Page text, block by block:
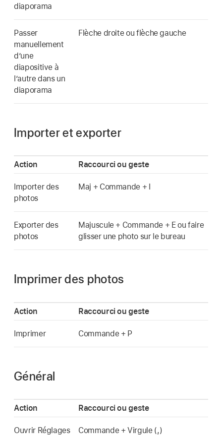
diaporama
Passer
manuellement
d’une
diapositive à
l’autre dans un
diaporama
Flèche droite ou flèche gauche
Importer et exporter
Action Raccourci ou geste
Importer des
photos
Maj + Commande + I
Exporter des
photos
Majuscule + Commande + E ou faire
glisser une photo sur le bureau
Imprimer des photos
Action Raccourci ou geste
Imprimer Commande + P
Général
Action Raccourci ou geste
Ouvrir Réglages Commande + Virgule (,)